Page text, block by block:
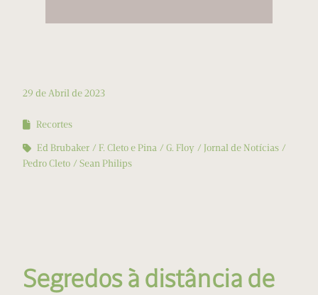
29 de Abril de 2023
Recortes
Ed Brubaker
F. Cleto e Pina G. Floy
Jornal de Notícias
Pedro Cleto
Sean Philips
Segredos à distância de